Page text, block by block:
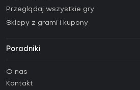
Przeglądaj wszystkie gry
Sklepy z grami i kupony
Poradniki
Poradniki
O nas
Kontakt